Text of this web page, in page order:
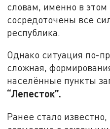
словам, именно в
сосредоточены все
республика.
Однако ситуация по-
сложная,
населённые пункты
“Лепесток”.
Ранее стало